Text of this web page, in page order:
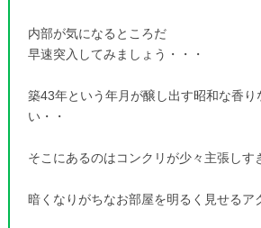
内部が気になるところだ
早速突入してみましょう・・・
築43年という年月が醸し出す昭和な香り
い・・
そこにあるのはコンクリが少々主張しす
暗くなりがちなお部屋を明るく見せるア